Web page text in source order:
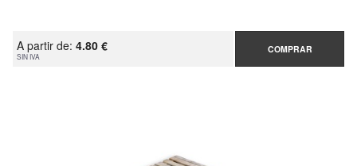
A partir de: 4.80 €
SIN IVA
COMPRAR